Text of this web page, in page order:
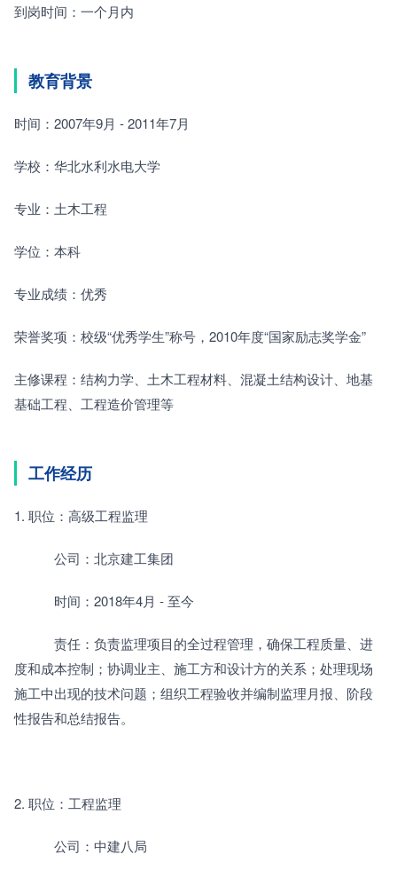
到岗时间：一个月内
教育背景
时间：2007年9月 - 2011年7月
学校：华北水利水电大学
专业：土木工程
学位：本科
专业成绩：优秀
荣誉奖项：校级“优秀学生”称号，2010年度“国家励志奖学金”
主修课程：结构力学、土木工程材料、混凝土结构设计、地基
基础工程、工程造价管理等
工作经历
1. 职位：高级工程监理
公司：北京建工集团
时间：2018年4月 - 至今
责任：负责监理项目的全过程管理，确保工程质量、进
度和成本控制；协调业主、施工方和设计方的关系；处理现场
施工中出现的技术问题；组织工程验收并编制监理月报、阶段
性报告和总结报告。
2. 职位：工程监理
公司：中建八局